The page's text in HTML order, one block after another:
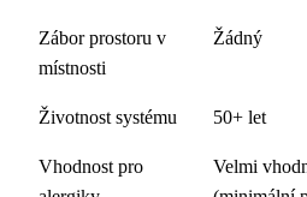
Zábor prostoru v
místnosti
Žádný
Životnost systému 50+ let
Vhodnost pro
Velmi